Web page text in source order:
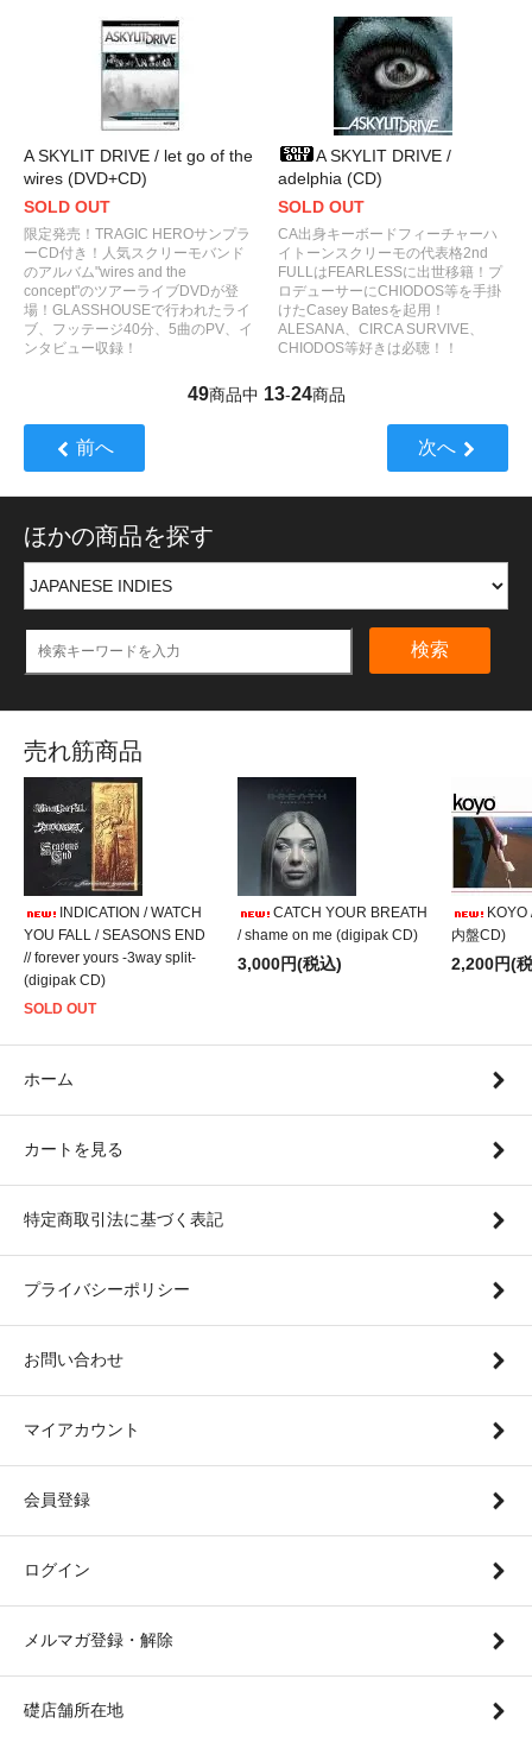
A SKYLIT DRIVE / let go of the
wires (DVD+CD)
SOLD OUT
限定発売！TRAGIC HEROサンプラ
ーCD付き！人気スクリーモバンド
のアルバム"wires and the
concept"のツアーライブDVDが登
場！GLASSHOUSEで行われたライ
ブ、フッテージ40分、5曲のPV、イ
ンタビュー収録！
A SKYLIT DRIVE /
adelphia (CD)
SOLD OUT
CA出身キーボードフィーチャーハ
イトーンスクリーモの代表格2nd
FULLはFEARLESSに出世移籍！プ
ロデューサーにCHIODOS等を手掛
けたCasey Batesを起用！
ALESANA、CIRCA SURVIVE、
CHIODOS等好きは必聴！！
49商品中 13-24商品
前へ 次へ
ほかの商品を探す
検索
売れ筋商品
INDICATION / WATCH
YOU FALL / SEASONS END
// forever yours -3way split-
(digipak CD)
SOLD OUT
CATCH YOUR BREATH
/ shame on me (digipak CD)
3,000円(税込)
内盤CD)
2,200円(
ホーム
カートを見る
特定商取引法に基づく表記
プライバシーポリシー
お問い合わせ
マイアカウント
会員登録
ログイン
メルマガ登録・解除
礎店舗所在地